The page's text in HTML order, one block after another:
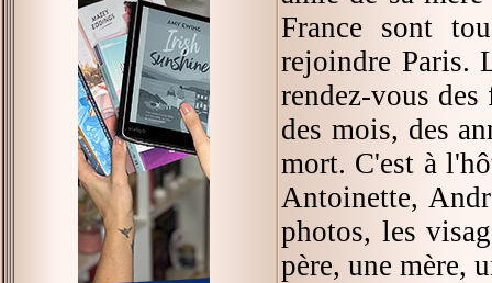
France sont
rejoindre Paris.
rendez-vous
des mois, des
mort. C'est à
Antoinette,
photos, les
père, une mère,